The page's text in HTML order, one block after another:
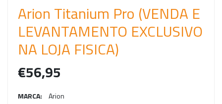
Arion Titanium Pro (VENDA E
LEVANTAMENTO EXCLUSIVO
NA LOJA FISICA)
€56,95
MARCA: Arion